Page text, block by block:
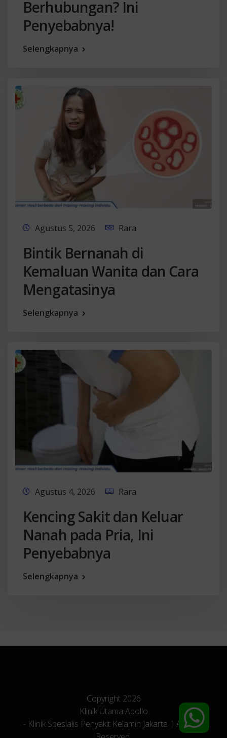
Berhubungan? Ini
Penyebabnya!
Selengkapnya
Agustus 5, 2026 Rara
Bintik Bernanah di
Kemaluan Wanita dan Cara
Mengatasinya
Selengkapnya
Agustus 4, 2026 Rara
Kencing Sakit dan Keluar
Nanah pada Pria, Ini
Penyebabnya
Selengkapnya
Copyright 2026
Klinik Utama Apollo
- Klinik Spesialis Penyakit Kelamin Jakarta | All Right